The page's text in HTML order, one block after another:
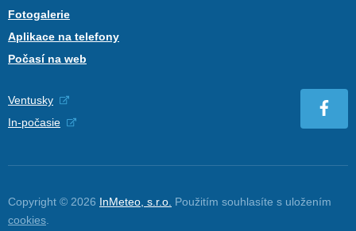
Fotogalerie
Aplikace na telefony
Počasí na web
Ventusky
In-počasie
Copyright © 2026 InMeteo, s.r.o. Použitím souhlasíte s uložením
cookies